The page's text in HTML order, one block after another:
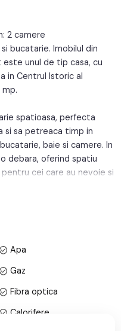
Caramida
2 camere
bucatarie. Imobilul din
unul de tip casa, cu
in Centrul Istoric al
spatioasa, perfecta
si sa petreaca timp in
baie si camere. In
debara, oferind spatiu
cei care au nevoie si
si un loc de
prin centrala proprie si
usa exterioare din
Apa
Gaz
Fibra optica
Calorifere